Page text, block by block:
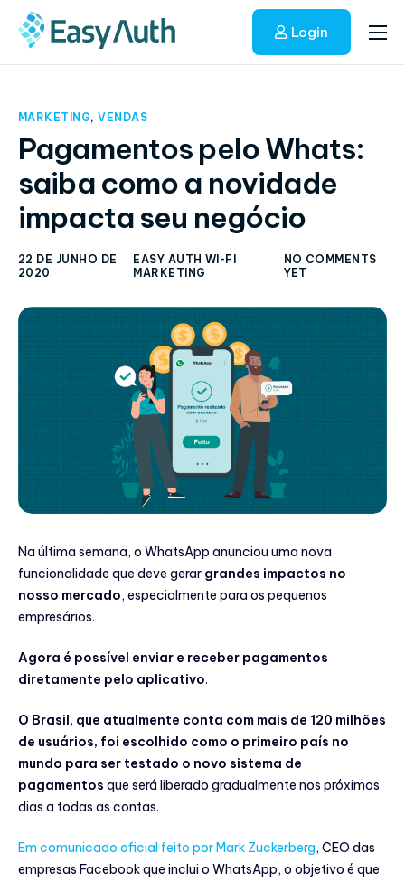
Início
Blog
Fale conosco
Login
MARKETING,VENDAS
Pagamentos pelo Whats:
saiba como a novidade
impacta seu negócio
22 DE JUNHO DE
2020
EASY AUTH WI-FI
MARKETING
NO COMMENTS
YET
Na última semana, o WhatsApp anunciou uma nova
funcionalidade que deve gerar grandes impactos no
nosso mercado, especialmente para os pequenos
empresários.
Agora é possível enviar e receber pagamentos
diretamente pelo aplicativo.
O Brasil, que atualmente conta com mais de 120 milhões
de usuários, foi escolhido como o primeiro país no
mundo para ser testado o novo sistema de
pagamentos que será liberado gradualmente nos próximos
dias a todas as contas.
Em comunicado oficial feito por Mark Zuckerberg, CEO das
empresas Facebook que inclui o WhatsApp, o objetivo é que